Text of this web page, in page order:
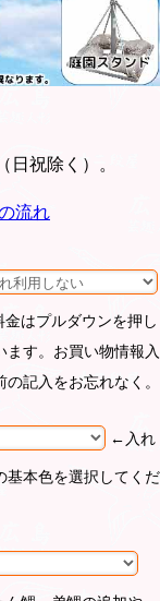
祝除く）。
流れ
はプルダウンを押し
す。お買い物情報入
記入をお忘れなく。
←入れ
基本色を選択してくだ